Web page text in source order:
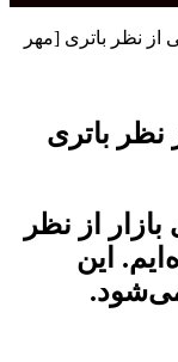
از نظر باتری [مهر
نظر باتری
از نظر
این